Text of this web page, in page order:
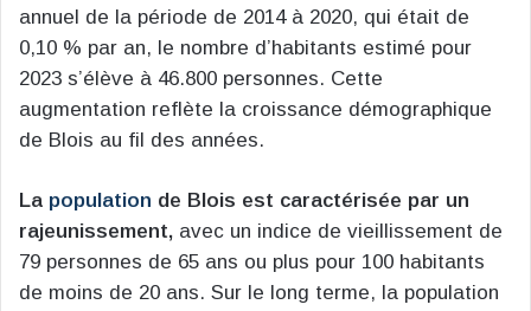
annuel de la période de 2014 à 2020, qui était de
0,10 % par an, le nombre d’habitants estimé pour
2023 s’élève à 46.800 personnes. Cette
augmentation reflète la croissance démographique
de Blois au fil des années.
La population de Blois est caractérisée par un
rajeunissement, avec un indice de vieillissement de
79 personnes de 65 ans ou plus pour 100 habitants
de moins de 20 ans. Sur le long terme, la population